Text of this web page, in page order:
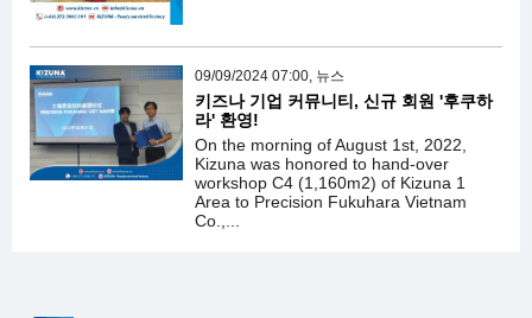
09/09/2024 07:00, 뉴스
키즈나 기업 커뮤니티, 신규 회원 '후쿠하
라' 환영!
On the morning of August 1st, 2022,
Kizuna was honored to hand-over
workshop C4 (1,160m2) of Kizuna 1
Area to Precision Fukuhara Vietnam
Co.,...